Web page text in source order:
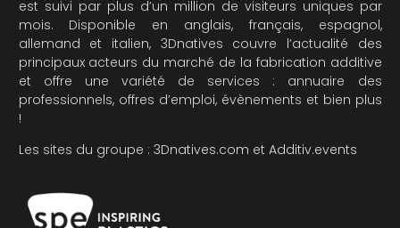
est suivi par plus d’un million de visiteurs uniques par
mois. Disponible en anglais, français, espagnol,
allemand et italien, 3Dnatives couvre l’actualité des
principaux acteurs du marché de la fabrication additive
et offre une variété de services : annuaire des
professionnels, offres d’emploi, évènements et bien plus
!
Les sites du groupe : 3Dnatives.com et Additiv.events